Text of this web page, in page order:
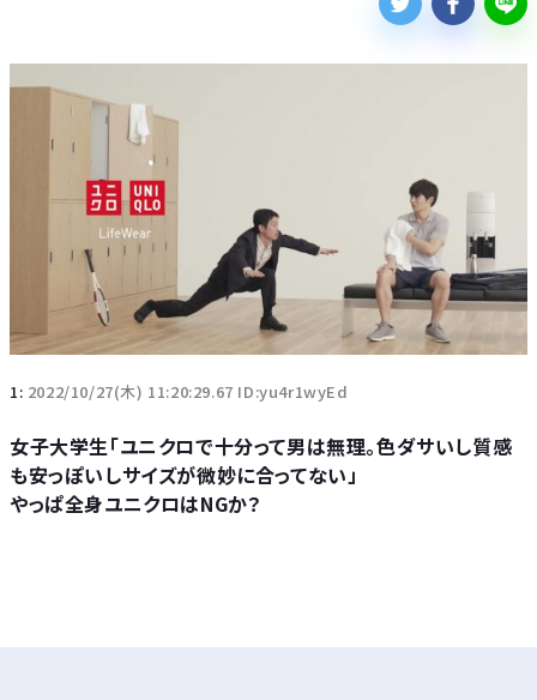
1: 2022/10/27(木) 11:20:29.67 ID:yu4r1wyEd
女子大学生「ユニクロで十分って男は無理。色ダサいし質感
も安っぽいしサイズが微妙に合ってない」
やっぱ全身ユニクロはNGか？